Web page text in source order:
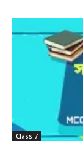
Class 7